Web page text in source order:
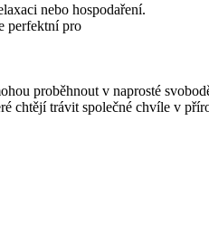
nebo hospodaření.
perfektní pro
proběhnout v naprosté
chtějí trávit společné chvíle v